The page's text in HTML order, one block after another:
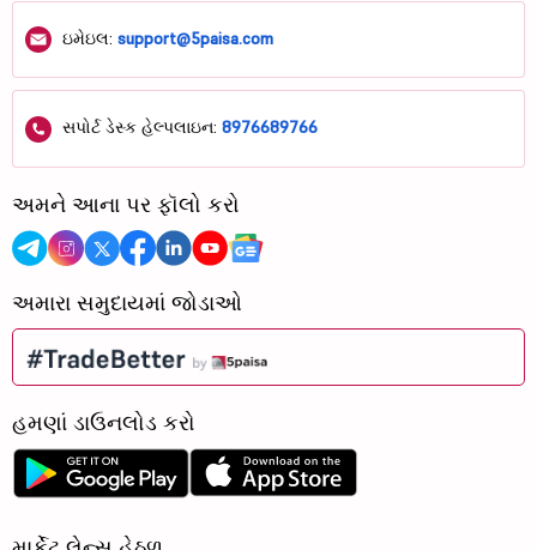
ઇમેઇલ: support@5paisa.com
સપોર્ટ ડેસ્ક હેલ્પલાઇન: 8976689766
અમને આના પર ફૉલો કરો
અમારા સમુદાયમાં જોડાઓ
હમણાં ડાઉનલોડ કરો